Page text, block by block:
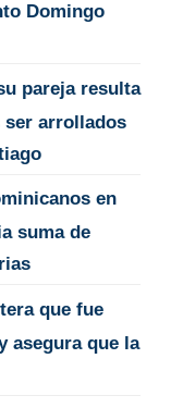
Domingo
pareja resulta
ser arrollados
en
suma de
que fue
asegura que la